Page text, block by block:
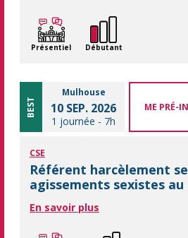
Présentiel Débutant
BEST
Mulhouse
10 SEP. 2026
1 journée - 7h
ME PRÉ-
CSE
Référent harcèlement
agissements sexistes
En savoir plus